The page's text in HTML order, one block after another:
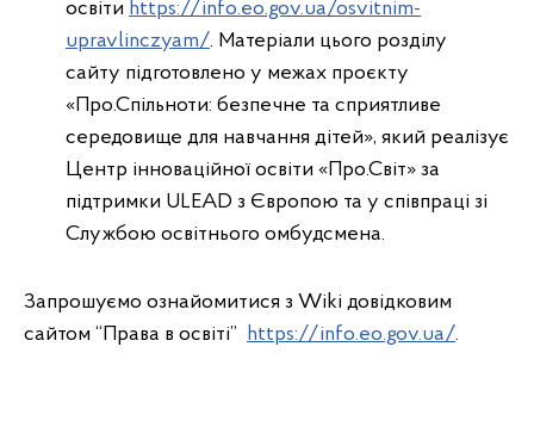
освіти https://info.eo.gov.ua/osvitnim-
upravlinczyam/. Матеріали цього розділу
сайту підготовлено у межах проєкту
«Про.Спільноти: безпечне та сприятливе
середовище для навчання дітей», який реалізує
Центр інноваційної освіти «Про.Світ» за
підтримки ULEAD з Європою та у співпраці зі
Службою освітнього омбудсмена.
Запрошуємо ознайомитися з Wiki довідковим
сайтом “Права в освіті” https://info.eo.gov.ua/.